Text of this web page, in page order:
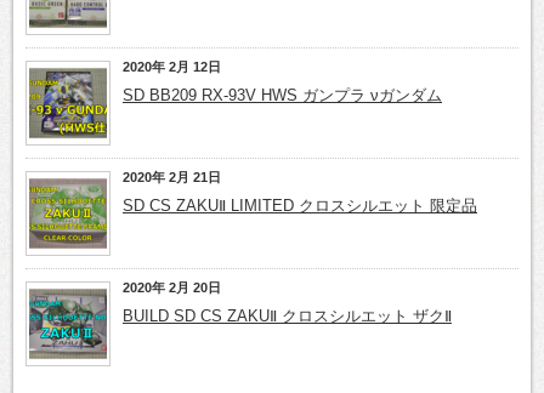
2020年 2月 12日
SD BB209 RX-93V HWS ガンプラ νガンダム
2020年 2月 21日
SD CS ZAKUⅡ LIMITED クロスシルエット 限定品
2020年 2月 20日
BUILD SD CS ZAKUⅡ クロスシルエット ザクⅡ